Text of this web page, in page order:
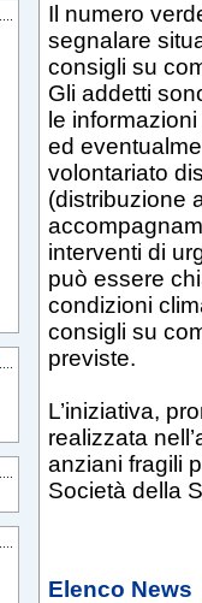
Il numero
segnalare
consigli su
Gli addetti
le
ed
volontariato
(distribuzione
interventi di
può essere
condizioni
consigli su
previste.
L’iniziativa,
realizzata
anziani fragili
Società della
Elenco News